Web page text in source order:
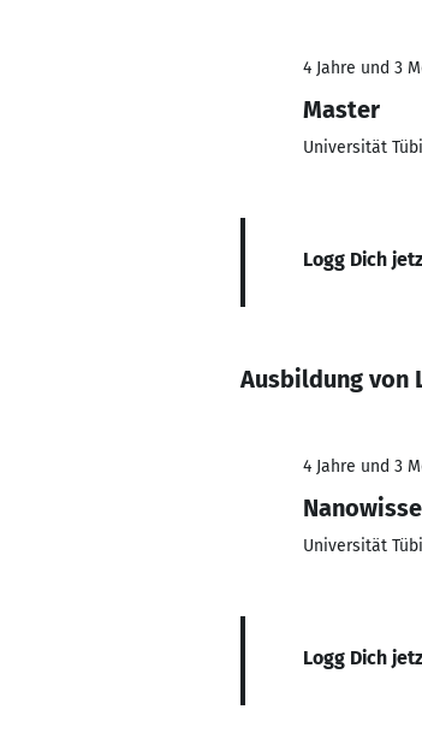
4 Jahre und 3
Master
Universität
Logg Dich
Ausbildung von
4 Jahre und 3
Universität
Logg Dich